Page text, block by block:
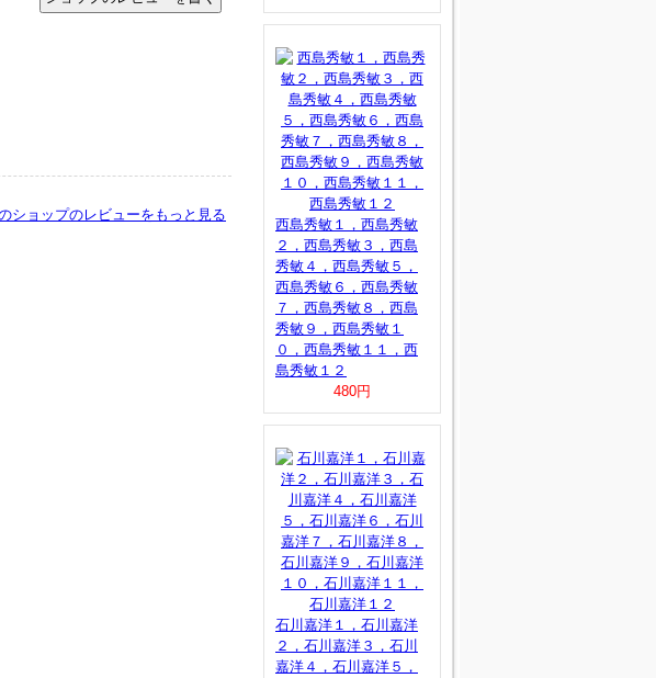
ショップのレビューをもっと見る
西島秀敏１，西島秀敏
２，西島秀敏３，西島
秀敏４，西島秀敏５，
西島秀敏６，西島秀敏
７，西島秀敏８，西島
秀敏９，西島秀敏１
０，西島秀敏１１，西
島秀敏１２
480円
石川嘉洋１，石川嘉洋
２，石川嘉洋３，石川
嘉洋４，石川嘉洋５，